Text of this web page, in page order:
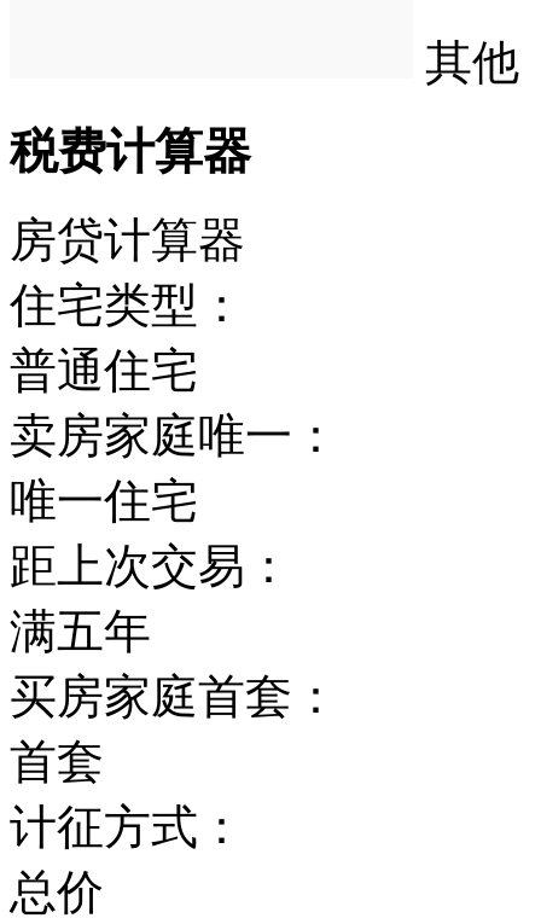
其他
税费计算器
房贷计算器
住宅类型：
普通住宅
卖房家庭唯一：
唯一住宅
距上次交易：
满五年
买房家庭首套：
首套
计征方式：
总价